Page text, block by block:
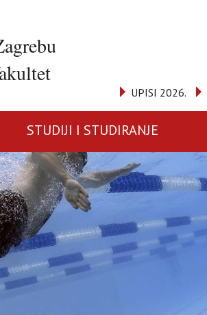
UPISI 2026.
STUDIJI I STUDIRANJE